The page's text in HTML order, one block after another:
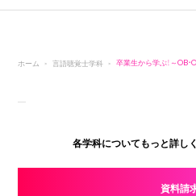
ホーム 言語聴覚士学科 卒業生から学ぶ！～OB・
各学科についてもっと詳し
資料請